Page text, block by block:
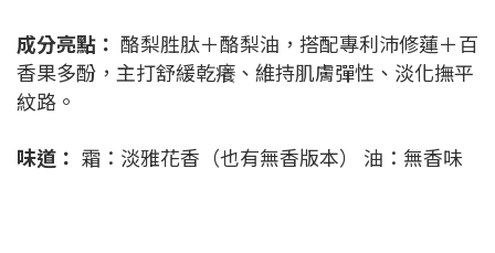
成分亮點： 酪梨胜肽＋酪梨油，搭配專利沛修蓮＋百
香果多酚，主打舒緩乾癢、維持肌膚彈性、淡化撫平
紋路。
味道： 霜：淡雅花香（也有無香版本） 油：無香味